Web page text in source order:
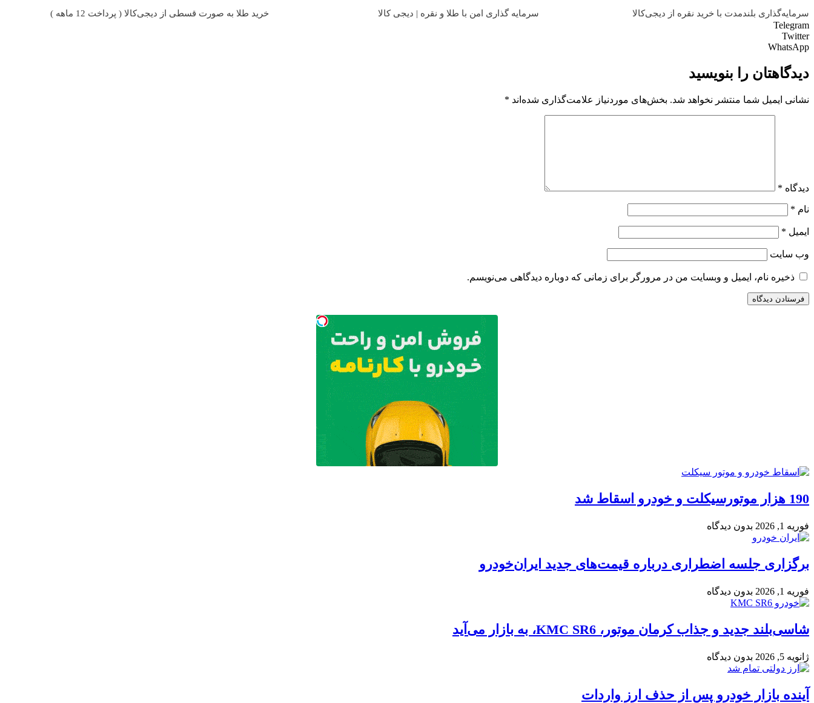
سرمایه‌گذاری بلندمدت با خرید نقره از دیجی‌کالا سرمایه گذاری امن با طلا و نقره | دیجی کالا خرید طلا به صورت قسطی از دیجی‌کالا ( پرداخت 12 ماهه )
Telegram
Twitter
WhatsApp
دیدگاهتان را بنویسید
نشانی ایمیل شما منتشر نخواهد شد. بخش‌های موردنیاز علامت‌گذاری شده‌اند *
دیدگاه *
نام *
ایمیل *
وب‌ سایت
ذخیره نام، ایمیل و وبسایت من در مرورگر برای زمانی که دوباره دیدگاهی می‌نویسم.
190 هزار موتورسیکلت و خودرو اسقاط شد
فوریه 1, 2026 بدون دیدگاه
برگزاری جلسه اضطراری درباره قیمت‌های جدید ایران‌خودرو
فوریه 1, 2026 بدون دیدگاه
شاسی‌بلند جدید و جذاب کرمان موتور، KMC SR6، به بازار می‌آید
ژانویه 5, 2026 بدون دیدگاه
آینده بازار خودرو پس از حذف ارز واردات